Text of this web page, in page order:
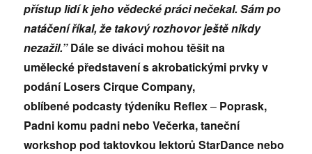
přístup lidí k jeho vědecké práci nečekal. Sám po
natáčení říkal, že takový rozhovor ještě nikdy
nezažil.”Dále se diváci mohou těšit na
umělecké představení s akrobatickými prvky v
podáníLosers Cirque Company,
oblíbené podcasty týdeníku Reflex– Poprask,
Padni komu padni nebo Večerka, taneční
workshop pod taktovkou lektorůStarDance nebo